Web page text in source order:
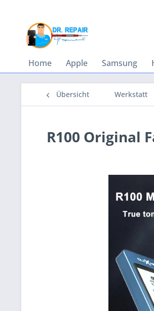
Home Apple Samsung
Übersicht Werkstatt
R100 Original